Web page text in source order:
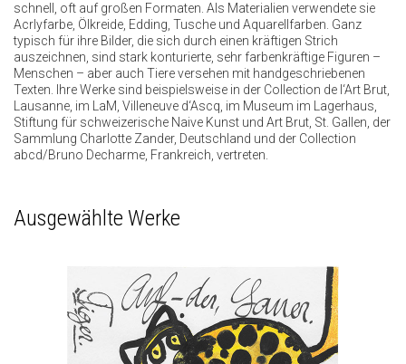
schnell, oft auf großen Formaten. Als Materialien verwendete sie
Acrlyfarbe, Ölkreide, Edding, Tusche und Aquarellfarben. Ganz
typisch für ihre Bilder, die sich durch einen kräftigen Strich
auszeichnen, sind stark konturierte, sehr farbenkräftige Figuren –
Menschen – aber auch Tiere versehen mit handgeschriebenen
Texten. Ihre Werke sind beispielsweise in der Collection de l‘Art Brut,
Lausanne, im LaM, Villeneuve d‘Ascq, im Museum im Lagerhaus,
Stiftung für schweizerische Naive Kunst und Art Brut, St. Gallen, der
Sammlung Charlotte Zander, Deutschland und der Collection
abcd/Bruno Decharme, Frankreich, vertreten.
Ausgewählte Werke